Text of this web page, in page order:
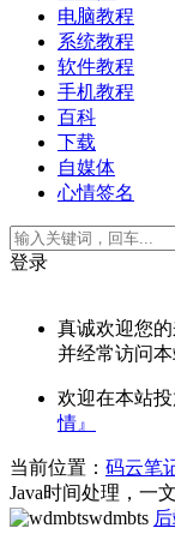
电脑教程
系统教程
软件教程
手机教程
百科
下载
自媒体
心情签名
登录
真诚欢迎您
并经常访问
欢迎在本站
情』
当前位置： 码云笔
Java时间处理，一
wdmbts